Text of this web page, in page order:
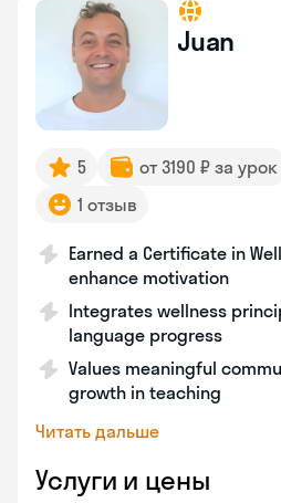
Juan
5 от 3190 ₽ за урок
1 отзыв
Earned a Certificate in
enhance motivation
Integrates wellness
language progress
Values meaningful
growth in teaching
Читать дальше
Услуги и цены